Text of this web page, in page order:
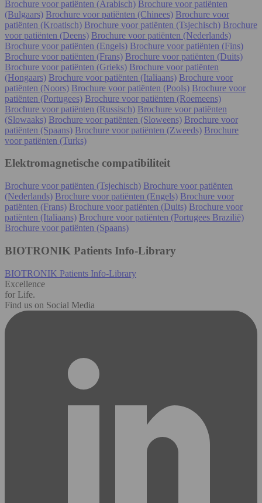
Brochure voor patiënten (Arabisch) Brochure voor patiënten
(Bulgaars) Brochure voor patiënten (Chinees) Brochure voor
patiënten (Kroatisch) Brochure voor patiënten (Tsjechisch) Brochure
voor patiënten (Deens) Brochure voor patiënten (Nederlands)
Brochure voor patiënten (Engels) Brochure voor patiënten (Fins)
Brochure voor patiënten (Frans) Brochure voor patiënten (Duits)
Brochure voor patiënten (Grieks) Brochure voor patiënten
(Hongaars) Brochure voor patiënten (Italiaans) Brochure voor
patiënten (Noors) Brochure voor patiënten (Pools) Brochure voor
patiënten (Portugees) Brochure voor patiënten (Roemeens)
Brochure voor patiënten (Russisch) Brochure voor patiënten
(Slowaaks) Brochure voor patiënten (Sloweens) Brochure voor
patiënten (Spaans) Brochure voor patiënten (Zweeds) Brochure
voor patiënten (Turks)
Elektromagnetische compatibiliteit
Brochure voor patiënten (Tsjechisch) Brochure voor patiënten
(Nederlands) Brochure voor patiënten (Engels) Brochure voor
patiënten (Frans) Brochure voor patiënten (Duits) Brochure voor
patiënten (Italiaans) Brochure voor patiënten (Portugees Brazilië)
Brochure voor patiënten (Spaans)
BIOTRONIK Patients Info-Library
BIOTRONIK Patients Info-Library
Excellence
for Life.
Find us on Social Media